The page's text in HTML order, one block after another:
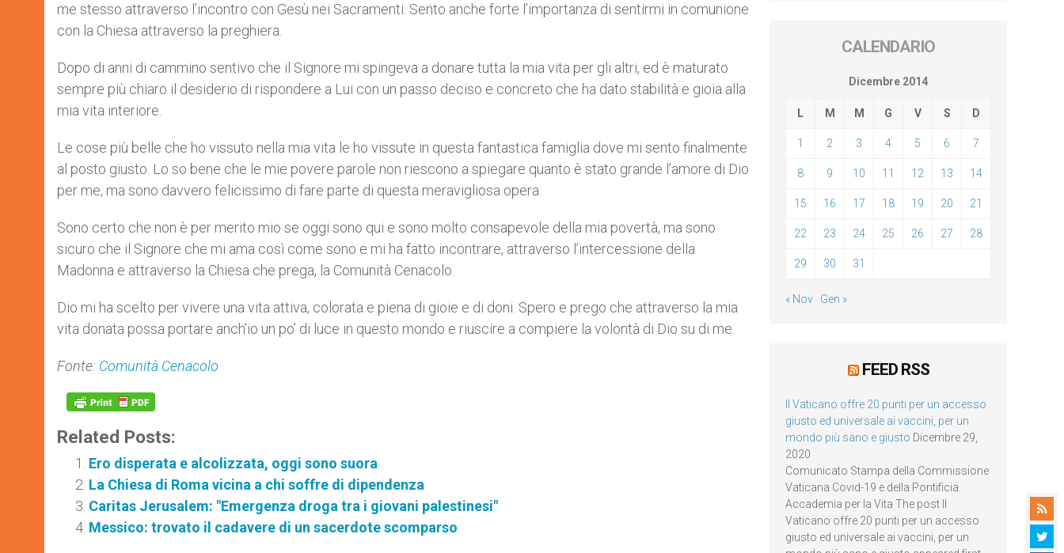
me stesso attraverso l’incontro con Gesù nei Sacramenti. Sento anche forte l’importanza di sentirmi in comunione
con la Chiesa attraverso la preghiera.
Dopo di anni di cammino sentivo che il Signore mi spingeva a donare tutta la mia vita per gli altri, ed è maturato
sempre più chiaro il desiderio di rispondere a Lui con un passo deciso e concreto che ha dato stabilità e gioia alla
mia vita interiore.
Le cose più belle che ho vissuto nella mia vita le ho vissute in questa fantastica famiglia dove mi sento finalmente
al posto giusto. Lo so bene che le mie povere parole non riescono a spiegare quanto è stato grande l’amore di Dio
per me, ma sono davvero felicissimo di fare parte di questa meravigliosa opera.
Sono certo che non è per merito mio se oggi sono qui e sono molto consapevole della mia povertà, ma sono
sicuro che il Signore che mi ama così come sono e mi ha fatto incontrare, attraverso l’intercessione della
Madonna e attraverso la Chiesa che prega, la Comunità Cenacolo.
Dio mi ha scelto per vivere una vita attiva, colorata e piena di gioie e di doni. Spero e prego che attraverso la mia
vita donata possa portare anch’io un po’ di luce in questo mondo e riuscire a compiere la volontà di Dio su di me.
Fonte: Comunità Cenacolo
Related Posts:
Ero disperata e alcolizzata, oggi sono suora
La Chiesa di Roma vicina a chi soffre di dipendenza
Caritas Jerusalem: "Emergenza droga tra i giovani palestinesi"
Messico: trovato il cadavere di un sacerdote scomparso
CALENDARIO
Dicembre 2014
L M M G V S D
1 2 3 4 5 6 7
8 9 10 11 12 13 14
15 16 17 18 19 20 21
22 23 24 25 26 27 28
29 30 31
« Nov Gen »
FEED RSS
Il Vaticano offre 20 punti per un accesso
giusto ed universale ai vaccini, per un
mondo più sano e giusto Dicembre 29,
2020
Comunicato Stampa della Commissione
Vaticana Covid-19 e della Pontificia
Accademia per la Vita The post Il
Vaticano offre 20 punti per un accesso
giusto ed universale ai vaccini, per un